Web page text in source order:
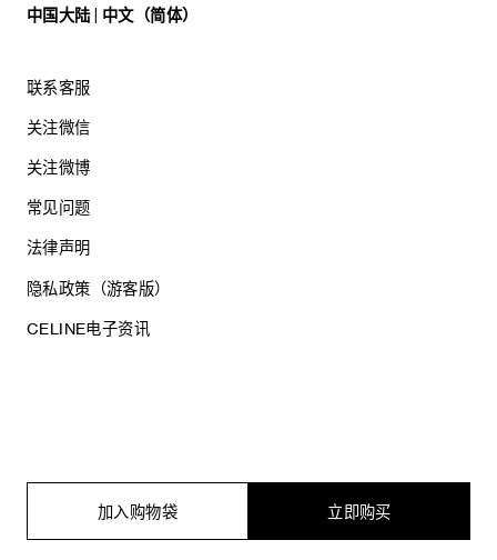
立即购买
加入购物袋
中国大陆 | 中文（简体）
联系客服
关注微信
关注微博
常见问题
法律声明
隐私政策（游客版）
CELINE电子资讯
思琳商贸（上海）有限公司
沪公网安备 31010602005569
电子营业执照